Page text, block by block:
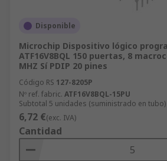
Disponible
Microchip Dispositivo lógico
ATF16V8BQL 150 puertas, 8
MHZ Sí PDIP 20 pines
Código RS 127-8205P
Nº ref. fabric. ATF16V8BQL-15PU
Subtotal 5 unidades (suministrado en tubo)
6,72 €(exc. IVA)
Cantidad